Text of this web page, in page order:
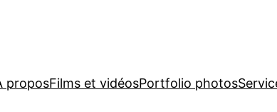
proposFilms et vidéosPortfolio photos